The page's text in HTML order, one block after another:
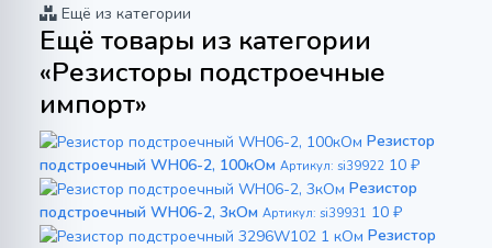
Ещё из категории
Ещё товары из категории
«Резисторы подстроечные
импорт»
Резистор
подстроечный WH06-2, 100кОм Артикул: si39922 10 ₽
Резистор
подстроечный WH06-2, 3кОм Артикул: si39931 10 ₽
Резистор